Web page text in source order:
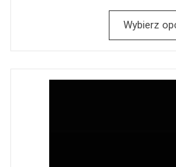
Wybierz